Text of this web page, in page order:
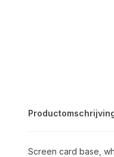
Screen card base,